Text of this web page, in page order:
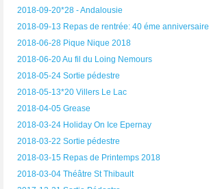
2018-09-20*28 - Andalousie
2018-09-13 Repas de rentrée: 40 éme anniversaire
2018-06-28 Pique Nique 2018
2018-06-20 Au fil du Loing Nemours
2018-05-24 Sortie pédestre
2018-05-13*20 Villers Le Lac
2018-04-05 Grease
2018-03-24 Holiday On Ice Epernay
2018-03-22 Sortie pédestre
2018-03-15 Repas de Printemps 2018
2018-03-04 Théâtre St Thibault